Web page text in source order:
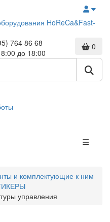
764 86 68
до 18:00
0
и комплектующие к ним
управления